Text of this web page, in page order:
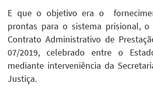
E que o objetivo era o
prontas para o sistema prisional,
Contrato Administrativo de
07/2019, celebrado entre o
mediante interveniência da
Justiça.